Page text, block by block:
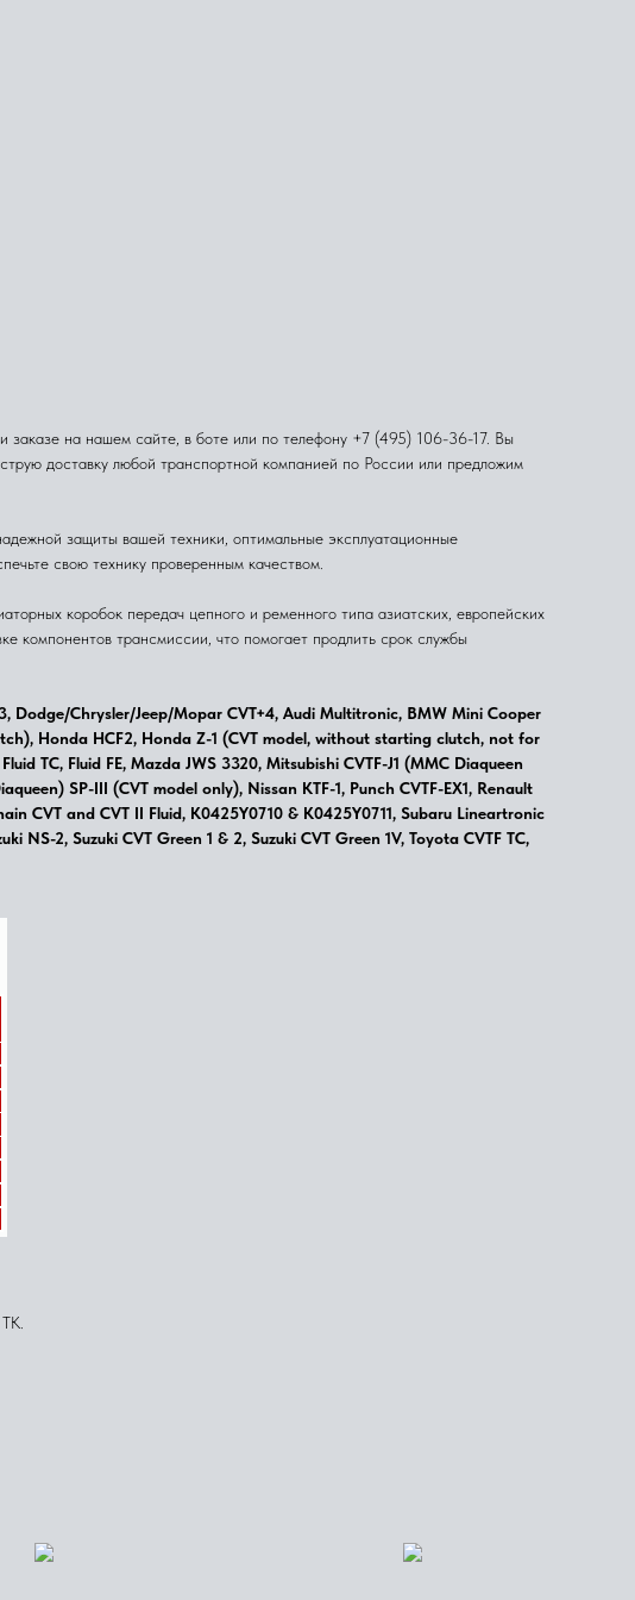
заказе на нашем сайте, в боте или по телефону +7 (495) 106-36-17. Вы
доставку любой транспортной компанией по России или предложим
защиты вашей техники, оптимальные эксплуатационные
свою технику проверенным качеством.
коробок передач цепного и ременного типа азиатских, европейских
компонентов трансмиссии, что помогает продлить срок службы
Dodge/Chrysler/Jeep/Mopar CVT+4, Audi Multitronic, BMW Mini Cooper
Honda HCF2, Honda Z-1 (CVT model, without starting clutch, not for
TC, Fluid FE, Mazda JWS 3320, Mitsubishi CVTF-J1 (MMC Diaqueen
SP-III (CVT model only), Nissan KTF-1, Punch CVTF-EX1, Renault
CVT and CVT II Fluid, K0425Y0710 & K0425Y0711, Subaru Lineartronic
NS-2, Suzuki CVT Green 1 & 2, Suzuki CVT Green 1V, Toyota CVTF TC,